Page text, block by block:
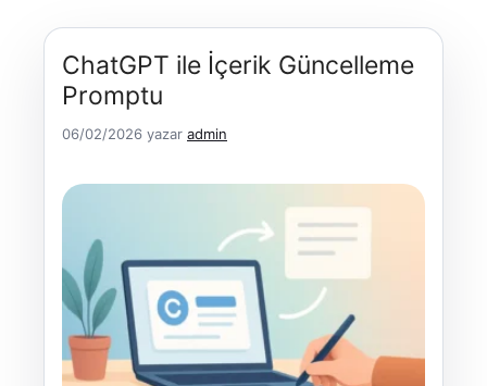
ChatGPT ile İçerik Güncelleme
Promptu
06/02/2026 yazar admin